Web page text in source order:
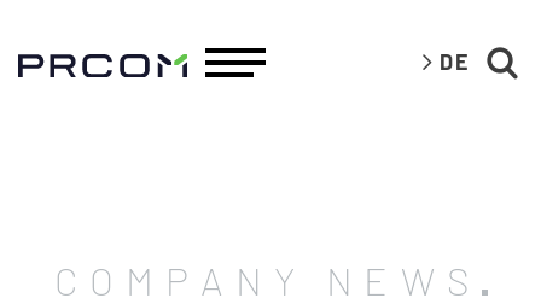
DE
COMPANY NEWS